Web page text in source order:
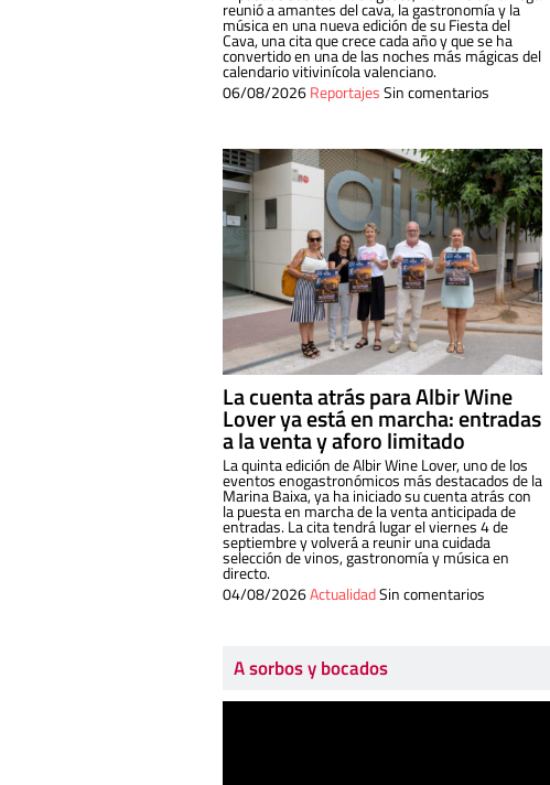
reunió a amantes del cava, la gastronomía y la
música en una nueva edición de su Fiesta del
Cava, una cita que crece cada año y que se ha
convertido en una de las noches más mágicas del
calendario vitivinícola valenciano.
06/08/2026ReportajesSin comentarios
La cuenta atrás para Albir Wine
Lover ya está en marcha: entradas
a la venta y aforo limitado
La quinta edición de Albir Wine Lover, uno de los
eventos enogastronómicos más destacados de la
Marina Baixa, ya ha iniciado su cuenta atrás con
la puesta en marcha de la venta anticipada de
entradas. La cita tendrá lugar el viernes 4 de
septiembre y volverá a reunir una cuidada
selección de vinos, gastronomía y música en
directo.
04/08/2026ActualidadSin comentarios
A sorbos y bocados